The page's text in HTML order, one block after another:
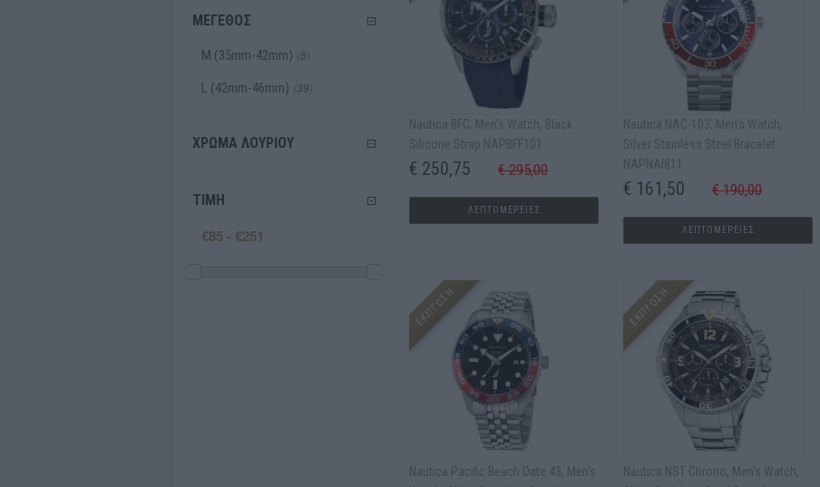
ΜΕΓΕΘΟΣ
Μ (35mm-42mm) 5
L (42mm-46mm) 39
ΧΡΩΜΑ ΛΟΥΡΙΟΥ
TIMH
Nautica BFC, Men's Watch, Black
Silicone Strap NAPBFF101
€ 250,75 € 295,00
ΛΕΠΤΟΜΕΡΕΙΕΣ
Nautica NAC-103, Men's Watch,
Silver Stainless Steel Bracelet
NAPNAI811
€ 161,50 € 190,00
ΛΕΠΤΟΜΕΡΕΙΕΣ
ΕΚΠΤΩΣΗ
Nautica Pacific Beach Date 43, Men's
ΕΚΠΤΩΣΗ
Nautica NST Chrono, Men's Watch,